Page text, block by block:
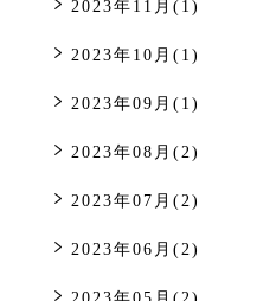
2023年11月(1)
2023年10月(1)
2023年09月(1)
2023年08月(2)
2023年07月(2)
2023年06月(2)